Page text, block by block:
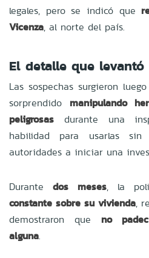
legales, pero se indicó que
Vicenza, al norte del país.
El detalle que levantó
Las sospechas surgieron
sorprendido manipulando
peligrosas durante una
habilidad para usarlas
autoridades a iniciar una
Durante dos meses, la
constante sobre su vivienda,
demostraron que no
alguna.